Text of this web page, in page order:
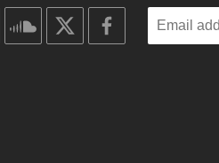
on
facebook
on
Enter